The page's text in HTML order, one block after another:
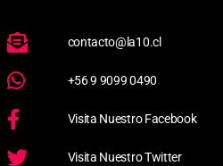
contacto@la10.cl
+56 9 9099 0490
Visita Nuestro Facebook
Visita Nuestro Twitter